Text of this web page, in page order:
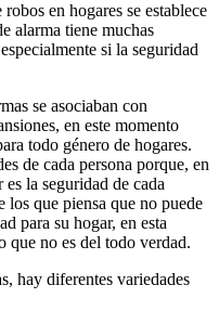
en hogares se establece
alarma tiene muchas
si la seguridad
se asociaban con
en este momento
todo género de hogares.
de cada persona porque, en
la seguridad de cada
que piensa que no puede
para su hogar, en esta
que no es del todo verdad.
hay diferentes variedades